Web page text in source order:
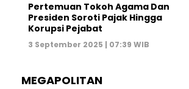
Pertemuan Tokoh Agama Dan
Presiden Soroti Pajak Hingga
Korupsi Pejabat
3 September 2025 | 07:39 WIB
MEGAPOLITAN